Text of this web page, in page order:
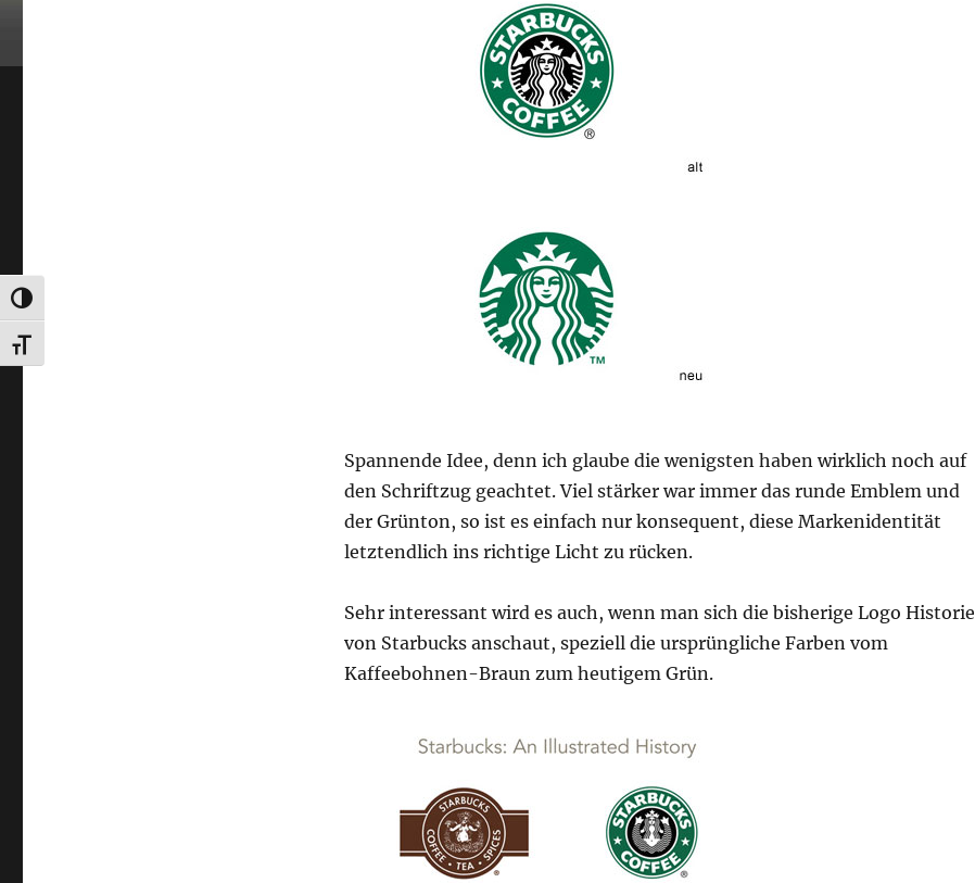
UMSCHALTEN AUF HOHE KONTRASTE
SCHRIFT VERGRÖSSERN
Spannende Idee, denn ich glaube die wenigsten haben wirklich noch auf
den Schriftzug geachtet. Viel stärker war immer das runde Emblem und
der Grünton, so ist es einfach nur konsequent, diese Markenidentität
letztendlich ins richtige Licht zu rücken.
Sehr interessant wird es auch, wenn man sich die bisherige Logo Historie
von Starbucks anschaut, speziell die ursprüngliche Farben vom
Kaffeebohnen-Braun zum heutigem Grün.